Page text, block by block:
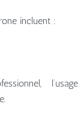
incluent :
l’usage